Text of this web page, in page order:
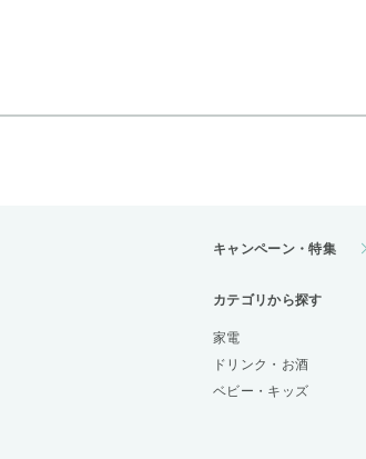
キャンペーン・特集
カテゴリから探す
家電
ドリンク・お酒
ベビー・キッズ